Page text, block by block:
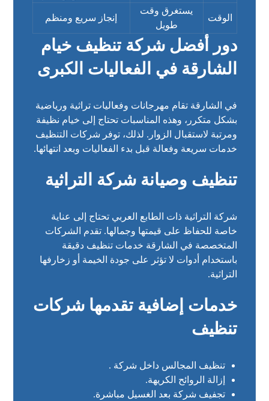
الوقت
يستغرق وقت
طويل
إنجاز سريع ومنظم
دور أفضل شركة تنظيف خيام
الشارقة في الفعاليات الكبرى
في الشارقة تقام مهرجانات وفعاليات تراثية ورياضية
بشكل متكرر، وهذه المناسبات تحتاج إلى خيام نظيفة
ومرتبة لاستقبال الزوار. لذلك، توفر شركات التنظيف
خدمات سريعة وفعالة قبل بدء الفعاليات وبعد انتهائها.
تنظيف وصيانة شركة التراثية
شركة التراثية ذات الطابع العربي تحتاج إلى عناية
خاصة للحفاظ على قيمتها وجمالها. تقدم الشركات
المتخصصة في الشارقة خدمات تنظيف دقيقة
باستخدام أدوات لا تؤثر على جودة الخيمة أو زخارفها
التراثية.
خدمات إضافية تقدمها شركات
تنظيف
تنظيف المجالس داخل شركة .
إزالة الروائح الكريهة.
تجفيف شركة بعد الغسيل مباشرة.